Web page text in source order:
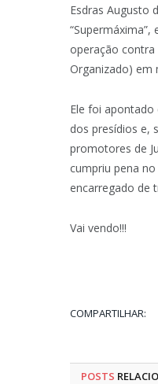
Esdras Augusto
operação contra
Organizado) em
Ele foi
dos presídios e,
promotores de
cumpriu pena
encarregado de
Vai vendo!!!
COMPARTILHAR:
POSTS